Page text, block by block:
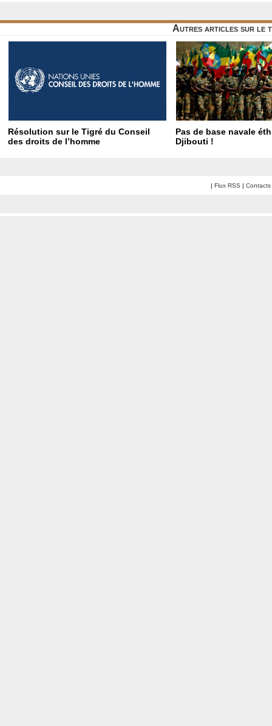
Autres articles sur le
Résolution sur le Tigré du Conseil
des droits de l’homme
Pas de base navale
Djibouti !
| Flux RSS | Contacts